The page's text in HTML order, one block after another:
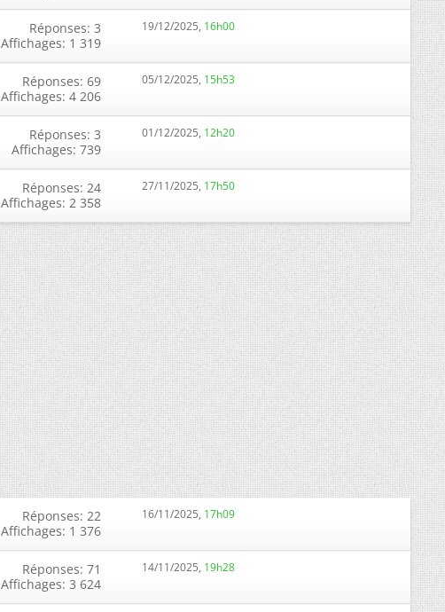
Réponses: 3
Affichages: 1 319
19/12/2025, 16h00
Réponses: 69
Affichages: 4 206
05/12/2025, 15h53
Réponses: 3
Affichages: 739
01/12/2025, 12h20
Réponses: 24
Affichages: 2 358
27/11/2025, 17h50
Réponses: 22
Affichages: 1 376
16/11/2025, 17h09
Réponses: 71
Affichages: 3 624
14/11/2025, 19h28